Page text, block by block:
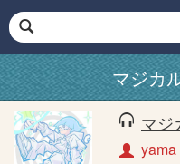
マジカ
マジ
yama